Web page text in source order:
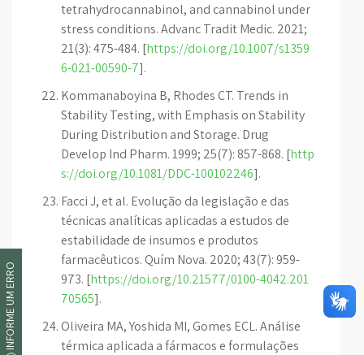
tetrahydrocannabinol, and cannabinol under
stress conditions. Advanc Tradit Medic. 2021;
21(3): 475-484. [https://doi.org/10.1007/s1359
6-021-00590-7].
Kommanaboyina B, Rhodes CT. Trends in
Stability Testing, with Emphasis on Stability
During Distribution and Storage. Drug
Develop Ind Pharm. 1999; 25(7): 857-868. [http
s://doi.org/10.1081/DDC-100102246].
Facci J, et al. Evolução da legislação e das
técnicas analíticas aplicadas a estudos de
estabilidade de insumos e produtos
farmacêuticos. Quím Nova. 2020; 43(7): 959-
973. [https://doi.org/10.21577/0100-4042.201
70565].
Oliveira MA, Yoshida MI, Gomes ECL. Análise
térmica aplicada a fármacos e formulações
INFORME UM ERRO